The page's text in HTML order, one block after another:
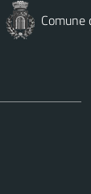
Comune